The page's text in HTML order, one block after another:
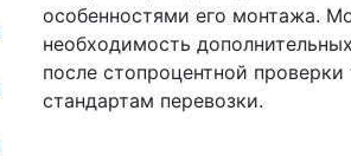
особенностями его монтажа.
необходимость
после стопроцентной
стандартам перевозки.